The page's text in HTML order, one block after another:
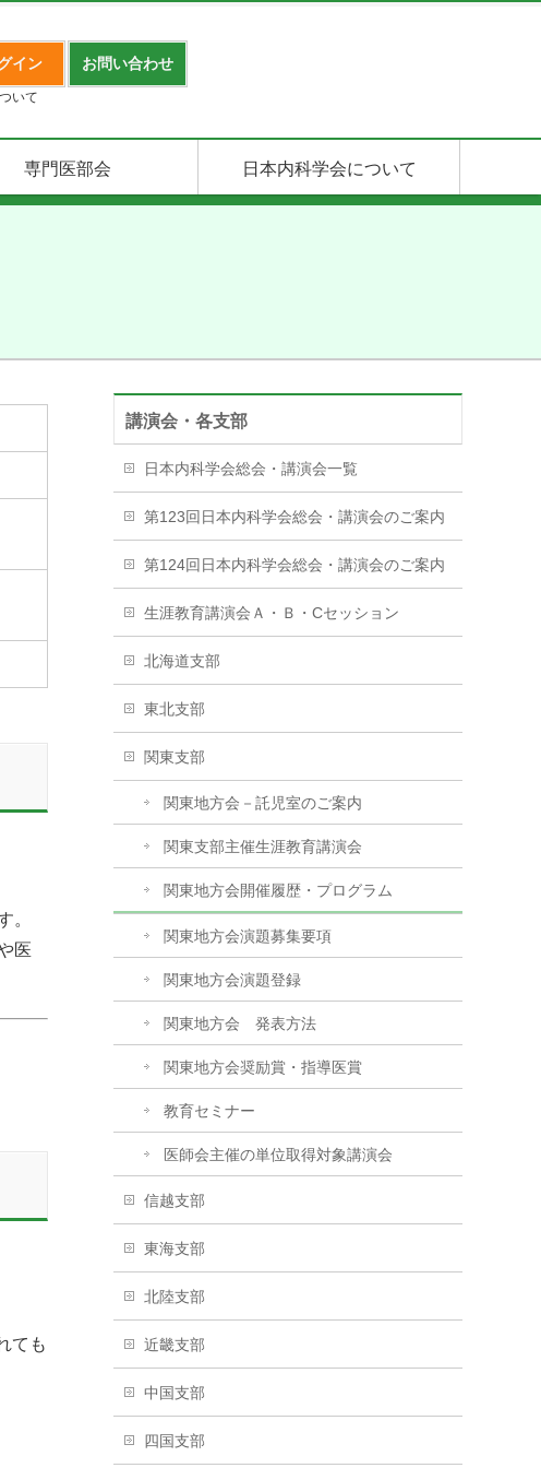
お問い合わせ
イン
いて
専門医部会 日本内科学会について
。
医
ても
講演会・各支部
日本内科学会総会・講演会一覧
第123回日本内科学会総会・講演会のご案内
第124回日本内科学会総会・講演会のご案内
生涯教育講演会Ａ・Ｂ・Cセッション
北海道支部
東北支部
関東支部
関東地方会－託児室のご案内
関東支部主催生涯教育講演会
関東地方会開催履歴・プログラム
関東地方会演題募集要項
関東地方会演題登録
関東地方会 発表方法
関東地方会奨励賞・指導医賞
教育セミナー
医師会主催の単位取得対象講演会
信越支部
東海支部
北陸支部
近畿支部
中国支部
四国支部